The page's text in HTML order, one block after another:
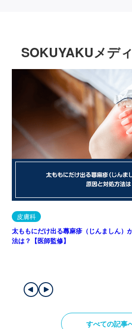
SOKUYAKUメデ
皮膚科
太ももにだけ出る蕁麻疹（じんましん）
法は？【医師監修】
すべての記事